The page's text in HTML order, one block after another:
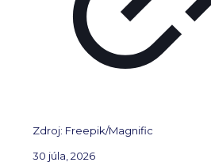
Zdroj: Freepik/Magnific
30 júla, 2026